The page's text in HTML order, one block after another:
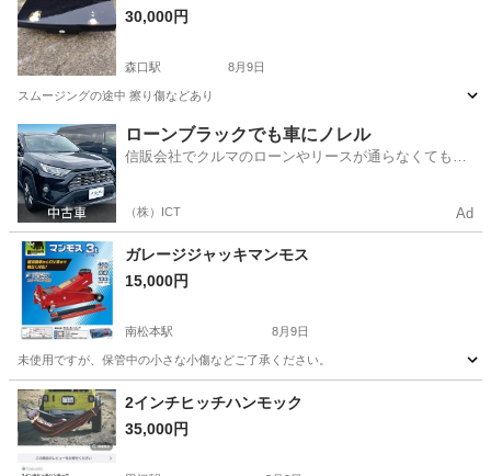
30,000円
森口駅 8月9日
スムージングの途中 擦り傷などあり
長野 東筑摩郡 森口駅 外装、車外用品
ローンブラックでも車にノレル
信販会社でクルマのローンやリースが通らなくてもク
（株）ICT Ad
ガレージジャッキマンモス
15,000円
南松本駅 8月9日
未使用ですが、保管中の小さな小傷などご了承ください。
長野 松本市 南松本駅 車のパーツ
2インチヒッチハンモック
35,000円